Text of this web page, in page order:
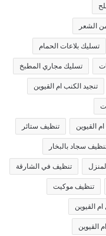
الشعر
تسليك بلاعات الحمام
تسليك مجاري المطبخ
تنجيد الكنب ام القيوين
القيوين تنظيف ستائر
سجاد بالبخار
تنظيف في الشارقة
تنظيف موكيت
القيوين
القيوين